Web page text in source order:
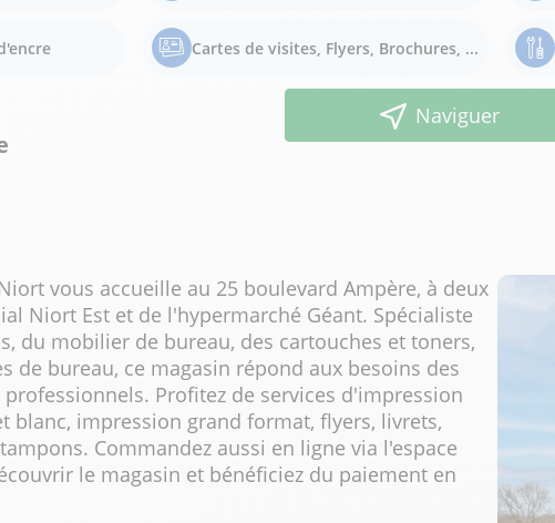
Cartes de visites, Flyers, Brochures, ...
Naviguer
vous accueille au 25 boulevard Ampère, à deux
Niort Est et de l'hypermarché Géant. Spécialiste
du mobilier de bureau, des cartouches et toners,
de bureau, ce magasin répond aux besoins des
Profitez de services d'impression
blanc, impression grand format, flyers, livrets,
Commandez aussi en ligne via l'espace
le magasin et bénéficiez du paiement en